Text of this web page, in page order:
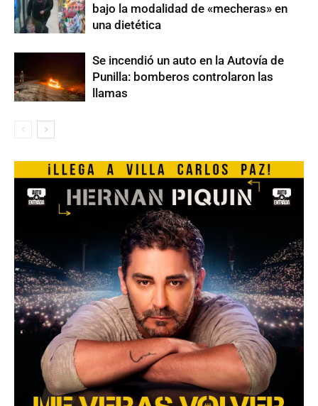
bajo la modalidad de «mecheras» en
una dietética
Se incendió un auto en la Autovía de
Punilla: bomberos controlaron las
llamas